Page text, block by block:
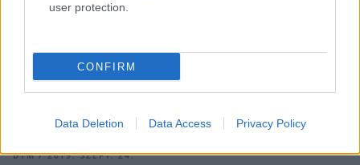
user protection.
CONFIRM
Data Deletion Data Access Privacy Policy
DTM / 2019. SZEPT. 24.